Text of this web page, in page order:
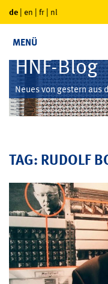
de | en | fr | nl
MENÜ
HNF-Blog
Neues von gestern aus
TAG: RUDOLF